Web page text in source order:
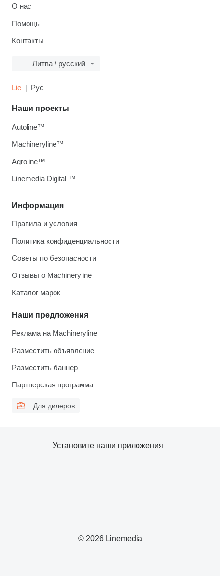
О нас
Помощь
Контакты
Литва / русский
Lie Рус
Информация
Правила и условия
Политика конфиденциальности
Советы по безопасности
Отзывы о Machineryline
Каталог марок
Наши предложения
Реклама на Machineryline
Разместить объявление
Разместить баннер
Партнерская программа
Для дилеров
Наши проекты
Autoline™
Machineryline™
Agroline™
Linemedia Digital ™
© 2026 Linemedia
Установите наши приложения